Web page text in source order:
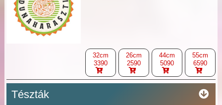
32cm
3390
26cm
2590
44cm
5090
55cm
6590
Tészták